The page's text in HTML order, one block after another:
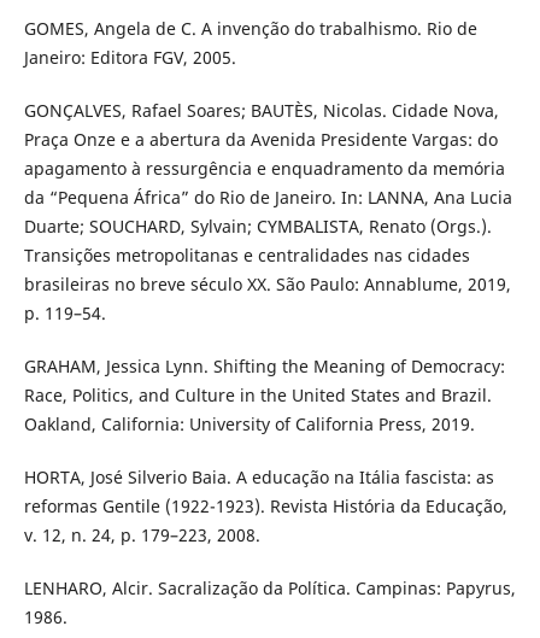
GOMES, Angela de C. A invenção do trabalhismo. Rio de
Janeiro: Editora FGV, 2005.
GONÇALVES, Rafael Soares; BAUTÈS, Nicolas. Cidade Nova,
Praça Onze e a abertura da Avenida Presidente Vargas: do
apagamento à ressurgência e enquadramento da memória
da “Pequena África” do Rio de Janeiro. In: LANNA, Ana Lucia
Duarte; SOUCHARD, Sylvain; CYMBALISTA, Renato (Orgs.).
Transições metropolitanas e centralidades nas cidades
brasileiras no breve século XX. São Paulo: Annablume, 2019,
p. 119–54.
GRAHAM, Jessica Lynn. Shifting the Meaning of Democracy:
Race, Politics, and Culture in the United States and Brazil.
Oakland, California: University of California Press, 2019.
HORTA, José Silverio Baia. A educação na Itália fascista: as
reformas Gentile (1922-1923). Revista História da Educação,
v. 12, n. 24, p. 179–223, 2008.
LENHARO, Alcir. Sacralização da Política. Campinas: Papyrus,
1986.